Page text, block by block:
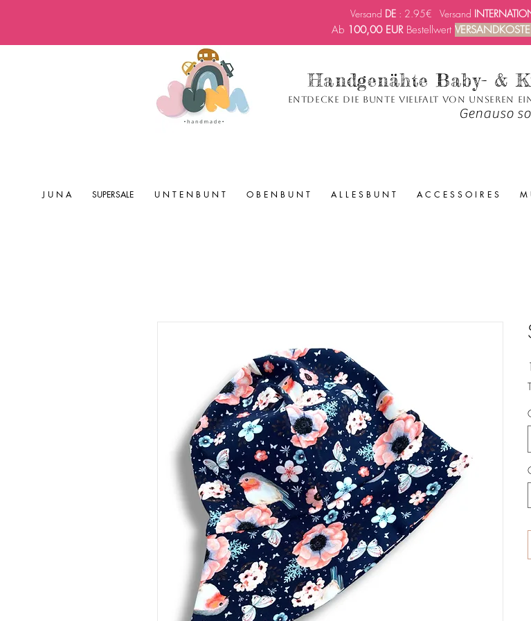
Versand DE : 2.95€ Versand
Ab 100,00 EURBestellwert
Handgenähte Baby- &
Entdecke die bunte Vielfalt von unseren
Genauso
J U N A SUPERSALE U N T E N B U N T O B E N B U N T A L L E S B U N T A C C E S S O I R E S M